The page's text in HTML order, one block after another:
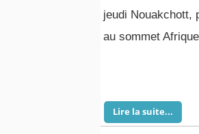
jeudi Nouakchott,
au sommet
Lire la suite...